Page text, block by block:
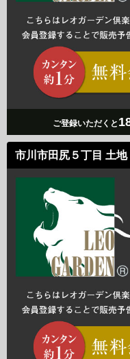
ご登録いただくと
市川市田尻５丁目 土地